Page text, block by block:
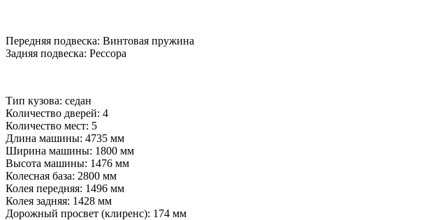
Передняя подвеска: Винтовая пружина
Задняя подвеска: Рессора
Тип кузова: седан
Количество дверей: 4
Количество мест: 5
Длина машины: 4735 мм
Ширина машины: 1800 мм
Высота машины: 1476 мм
Колесная база: 2800 мм
Колея передняя: 1496 мм
Колея задняя: 1428 мм
Дорожный просвет (клиренс): 174 мм